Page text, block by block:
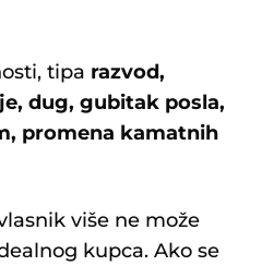
tipa razvod,
dug, gubitak posla,
promena kamatnih
više ne može
kupca. Ako se